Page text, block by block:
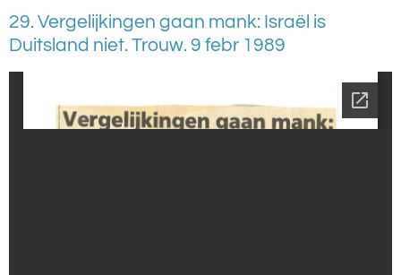
29. Vergelijkingen gaan mank: Israël is
Duitsland niet. Trouw. 9 febr 1989